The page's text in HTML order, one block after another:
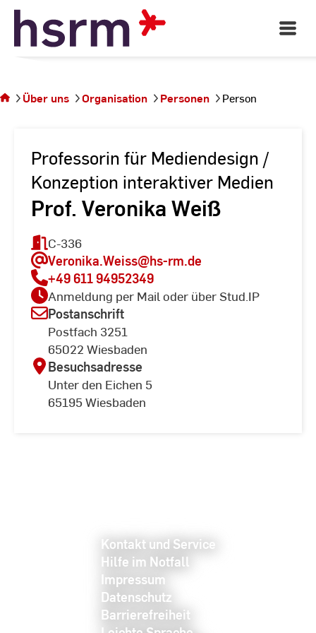
Skip
Content
Open
Main
sich auf
der
Über uns Organisation Personen Person
Professorin für Mediendesign /
Konzeption interaktiver Medien
Prof. Veronika Weiß
C-336
Veronika.Weiss@hs-rm.de
+49 611 94952349
Anmeldung per Mail oder über Stud.IP
Postanschrift
Postfach 3251
65022 Wiesbaden
Besuchsadresse
Unter den Eichen 5
65195 Wiesbaden
Kontakt und Service
Hilfe im Notfall
Impressum
Datenschutz
Barrierefreiheit